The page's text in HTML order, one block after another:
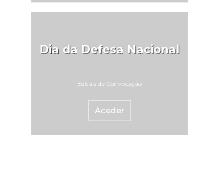
Dia da Defesa Nacional
Editais de Convocação
Aceder